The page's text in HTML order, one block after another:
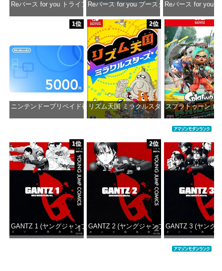
Reバース for you トライアルデッキ ホロライブプロダクション ver.ホロ
価格：¥1,650
Reバース for you ブースターパック ホロライ
価格：¥2,980
Reバース for you
価格：
1位
ニンテンドープリペイド番号 5000円|オンラインコード版
2位
リズム天国 ミラクルスターズ -Switch
スプラトゥーン レ
1位
GANTZ 1 (ヤングジャンプコミックスDIGITAL)
2位
GANTZ 2 (ヤングジャンプコミックス
GANTZ 3 (ヤング